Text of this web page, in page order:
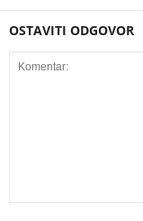
OSTAVITI ODGOVOR